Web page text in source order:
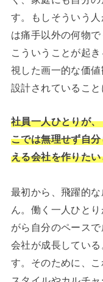
す。もしそういう
は痛手以外の何物で
こういうことが起
視した画一的な価
設計されていること
社員一人ひとりが
こでは無理せず自
える会社を作りた
最初から、飛躍的
ん。働く一人ひと
がら自分のペース
会社が成長してい
す。そのために、